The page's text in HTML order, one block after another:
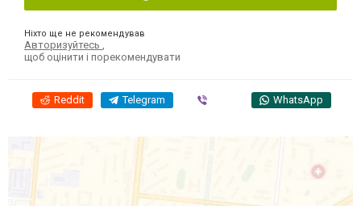
Ніхто ще не рекомендував
Авторизуйтесь
щоб оцінити і порекомендувати
Reddit Telegram WhatsApp